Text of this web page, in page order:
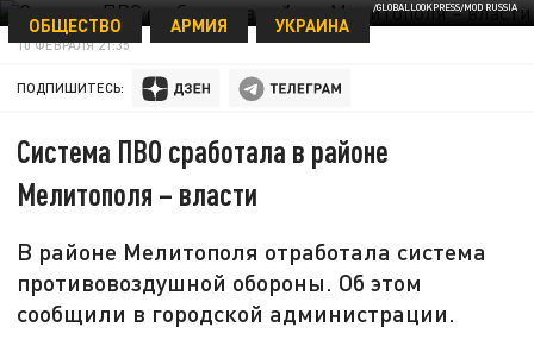
/GLOBALLOOKPRESS/MOD RUSSIA
ОБЩЕСТВО АРМИЯ УКРАИНА
10 ФЕВРАЛЯ 21:35
ПОДПИШИТЕСЬ:
Система ПВО сработала в районе
Мелитополя – власти
В районе Мелитополя отработала система
противовоздушной обороны. Об этом
сообщили в городской администрации.